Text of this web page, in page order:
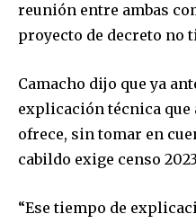
reunión entre ambas
proyecto de decreto no
Camacho dijo que ya
explicación técnica
ofrece, sin tomar en
cabildo exige censo
“Ese tiempo de